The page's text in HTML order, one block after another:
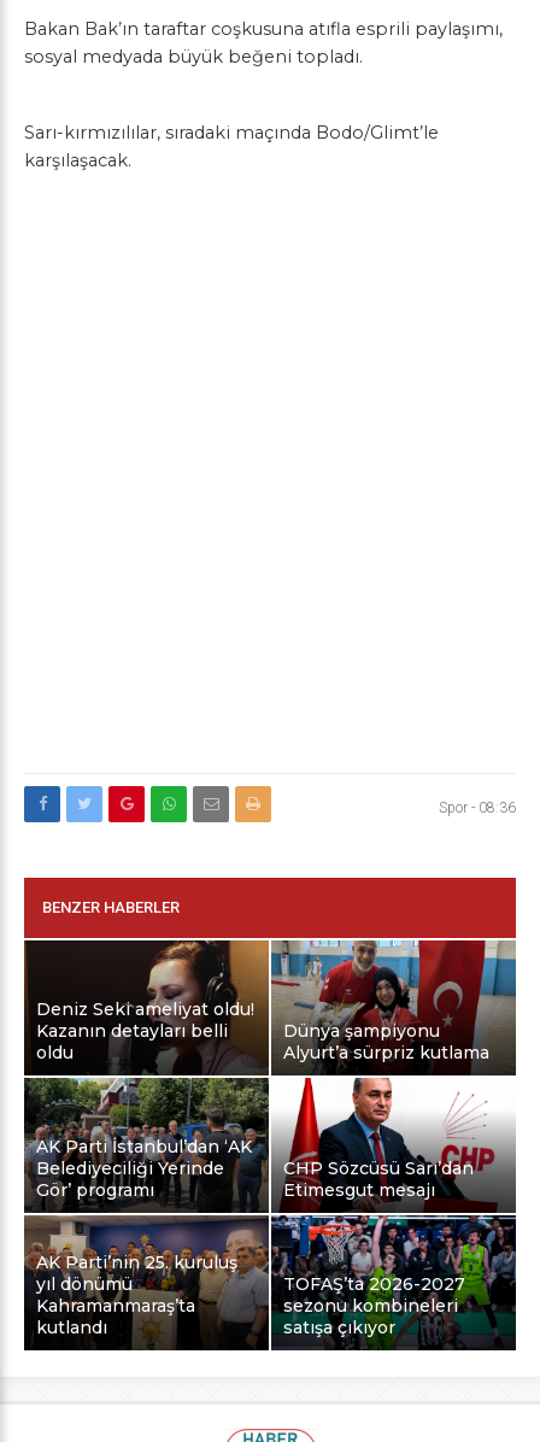
Bakan Bak’ın taraftar coşkusuna atıfla esprili paylaşımı,
sosyal medyada büyük beğeni topladı.
Sarı-kırmızılılar, sıradaki maçında Bodo/Glimt’le
karşılaşacak.
Spor - 08:36
BENZER HABERLER
Deniz Seki ameliyat oldu!
Kazanın detayları belli
oldu
Dünya şampiyonu
Alyurt’a sürpriz kutlama
AK Parti İstanbul’dan ‘AK
Belediyeciliği Yerinde
Gör’ programı
CHP Sözcüsü Sarı’dan
Etimesgut mesajı
AK Parti’nin 25. kuruluş
yıl dönümü
Kahramanmaraş’ta
kutlandı
TOFAŞ’ta 2026-2027
sezonu kombineleri
satışa çıkıyor